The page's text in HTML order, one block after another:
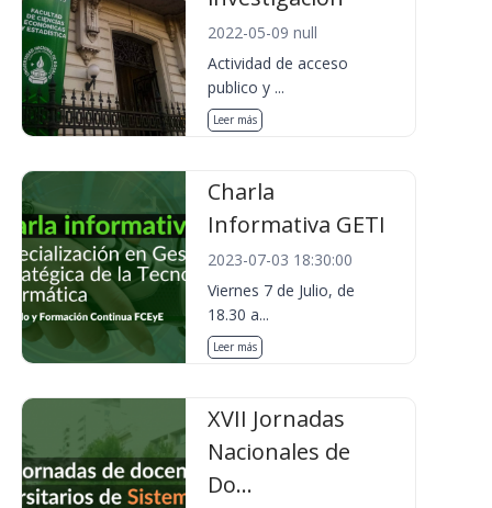
2022-05-09 null
Actividad de acceso
publico y ...
Leer más
Charla
Informativa GETI
2023-07-03 18:30:00
Viernes 7 de Julio, de
18.30 a...
Leer más
XVII Jornadas
Nacionales de
Do...